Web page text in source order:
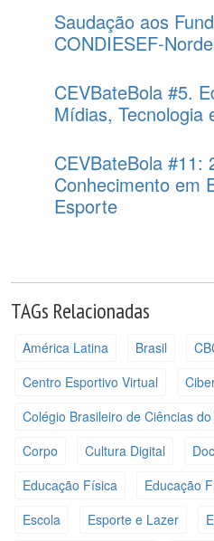
Saudação aos
CONDIESEF-
CEVBateBola #5.
Mídias, Tecnologia
CEVBateBola #11:
Conhecimento em
Esporte
TAGs Relacionadas
América Latina Brasil
Centro Esportivo Virtual
Colégio Brasileiro de Ciências
Corpo
Cultura Digital
Educação Física
Educação
Escola
Esporte e Lazer